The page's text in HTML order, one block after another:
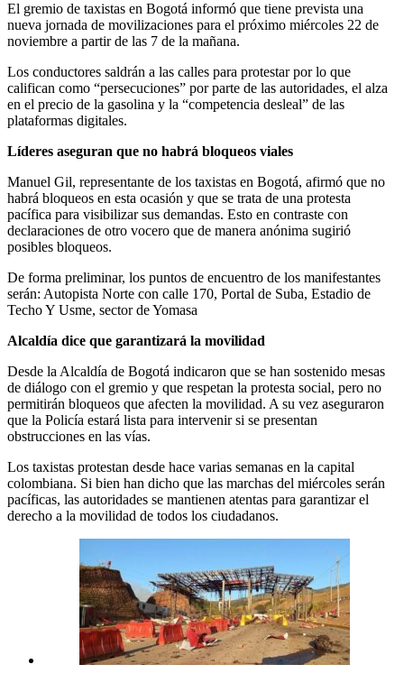
El gremio de taxistas en Bogotá informó que tiene prevista una
nueva jornada de movilizaciones para el próximo miércoles 22 de
noviembre a partir de las 7 de la mañana.
Los conductores saldrán a las calles para protestar por lo que
califican como “persecuciones” por parte de las autoridades, el alza
en el precio de la gasolina y la “competencia desleal” de las
plataformas digitales.
Líderes aseguran que no habrá bloqueos viales
Manuel Gil, representante de los taxistas en Bogotá, afirmó que no
habrá bloqueos en esta ocasión y que se trata de una protesta
pacífica para visibilizar sus demandas. Esto en contraste con
declaraciones de otro vocero que de manera anónima sugirió
posibles bloqueos.
De forma preliminar, los puntos de encuentro de los manifestantes
serán: Autopista Norte con calle 170, Portal de Suba, Estadio de
Techo Y Usme, sector de Yomasa
Alcaldía dice que garantizará la movilidad
Desde la Alcaldía de Bogotá indicaron que se han sostenido mesas
de diálogo con el gremio y que respetan la protesta social, pero no
permitirán bloqueos que afecten la movilidad. A su vez aseguraron
que la Policía estará lista para intervenir si se presentan
obstrucciones en las vías.
Los taxistas protestan desde hace varias semanas en la capital
colombiana. Si bien han dicho que las marchas del miércoles serán
pacíficas, las autoridades se mantienen atentas para garantizar el
derecho a la movilidad de todos los ciudadanos.